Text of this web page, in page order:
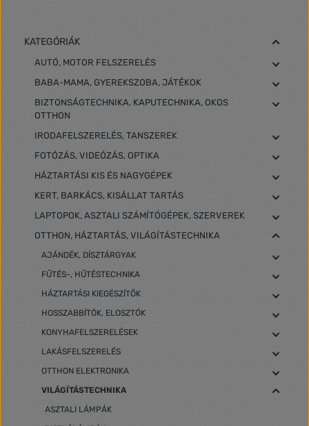
KATEGÓRIÁK
AUTÓ, MOTOR FELSZERELÉS
BABA-MAMA, GYEREKSZOBA, JÁTÉKOK
BIZTONSÁGTECHNIKA, KAPUTECHNIKA, OKOS
OTTHON
IRODAFELSZERELÉS, TANSZEREK
FOTÓZÁS, VIDEÓZÁS, OPTIKA
HÁZTARTÁSI KIS ÉS NAGYGÉPEK
KERT, BARKÁCS, KISÁLLAT TARTÁS
LAPTOPOK, ASZTALI SZÁMÍTÓGÉPEK, SZERVEREK
OTTHON, HÁZTARTÁS, VILÁGÍTÁSTECHNIKA
AJÁNDÉK, DÍSZTÁRGYAK
FŰTÉS-, HŰTÉSTECHNIKA
HÁZTARTÁSI KIEGÉSZÍTŐK
HOSSZABBÍTÓK, ELOSZTÓK
KONYHAFELSZERELÉSEK
LAKÁSFELSZERELÉS
OTTHON ELEKTRONIKA
VILÁGÍTÁSTECHNIKA
ASZTALI LÁMPÁK